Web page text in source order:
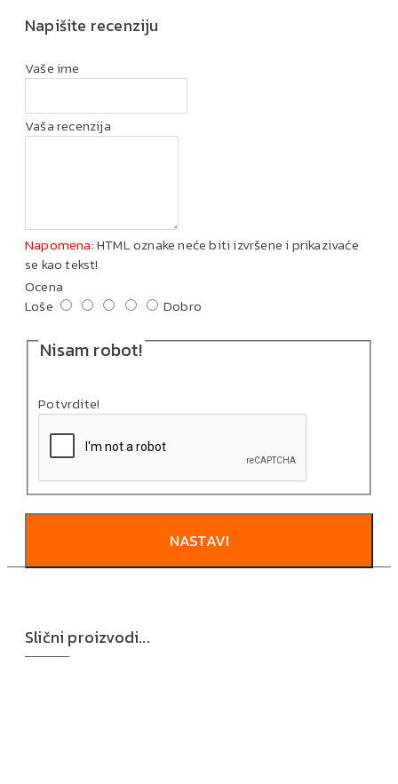
Napišite recenziju
Vaše ime
Vaša recenzija
Napomena:HTML oznake neće biti izvršene i prikazivaće
se kao tekst!
Ocena
Loše
Dobro
Nisam robot!
Potvrdite!
NASTAVI
Slični proizvodi...